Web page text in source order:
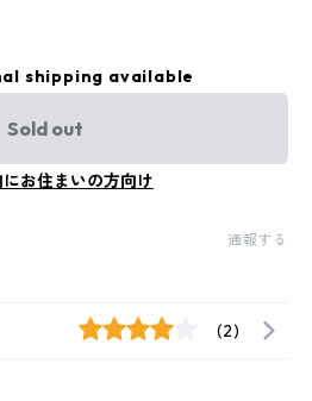
shipping available
Sold out
にお住まいの方向け
通報する
(2)